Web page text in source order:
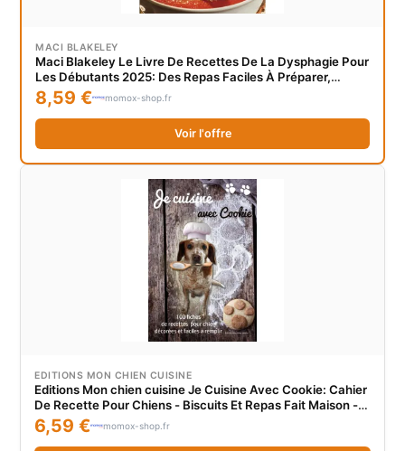
MACI BLAKELEY
Maci Blakeley Le Livre De Recettes De La Dysphagie Pour
Les Débutants 2025: Des Repas Faciles À Préparer,
Savoureux Et Faciles À Digérer
8,59 € momox-shop.fr
Voir l'offre
EDITIONS MON CHIEN CUISINE
Editions Mon chien cuisine Je Cuisine Avec Cookie: Cahier
De Recette Pour Chiens - Biscuits Et Repas Fait Maison -
100 Fiches Décorées Et Faciles À Remplir - 15 X 23 Cm
6,59 € momox-shop.fr